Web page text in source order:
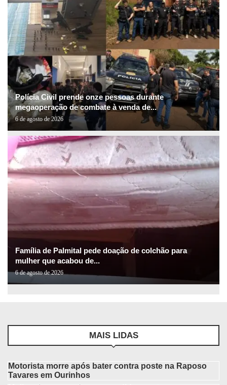
Polícia Civil prende onze pessoas durante
megaoperação de combate à venda de...
6 de agosto de 2026
Família de Palmital pede doação de colchão para
mulher que acabou de...
6 de agosto de 2026
MAIS LIDAS
Motorista morre após bater contra poste na Raposo
Tavares em Ourinhos